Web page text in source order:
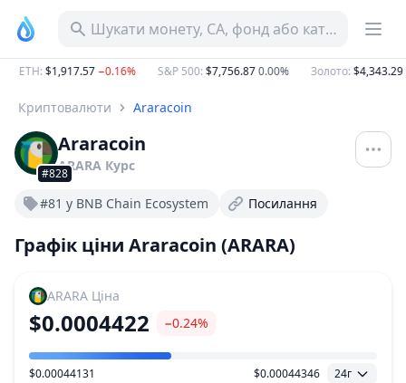
Шукати монету, CA, фонд або категорію
ETH:$1,917.57−0.16% S&P 500:$7,756.870.00% Золото:$4,343.29
Криптовалюти Araracoin
#828
Araracoin
ARARA Курс
#81 у BNB Chain Ecosystem Посилання
Графік ціни Araracoin (ARARA)
ARARA Ціна
$0.0004422 −0.24%
Діапазон цін
$0.00044131 $0.00044346 24г